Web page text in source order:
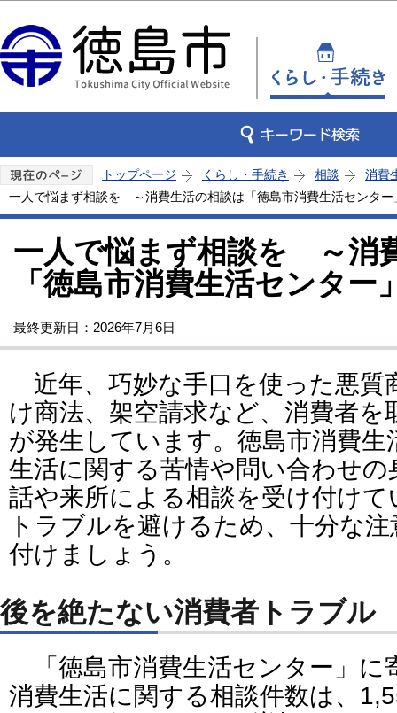
トップページ くらし・手続き 相談
消費
一人で悩まず相談を ～消費生活の相談は「徳島市消費生活センター
一人で悩まず相談を ～消
「徳島市消費生活センター
最終更新日：2026年7月6日
近年、巧妙な手口を使った悪質
け商法、架空請求など、消費者を
が発生しています。徳島市消費
生活に関する苦情や問い合わせ
話や来所による相談を受け付け
トラブルを避けるため、十分な
付けましょう。
後を絶たない消費者トラブル
「徳島市消費生活センター」に
消費生活に関する相談件数は、